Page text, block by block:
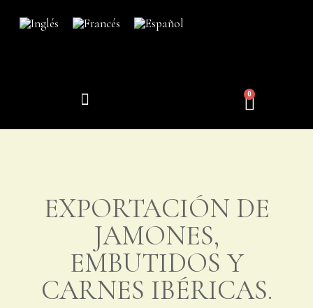
0
EXPORTACIÓN DE
JAMONES,
EMBUTIDOS Y
CARNES IBÉRICAS.